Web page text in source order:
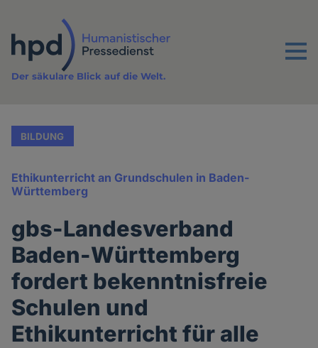
Inhalt
Menu
Der säkulare Blick auf die Welt.
BILDUNG
Ethikunterricht an Grundschulen in Baden-
Württemberg
gbs-Landesverband
Baden-Württemberg
fordert bekenntnisfreie
Schulen und
Ethikunterricht für alle